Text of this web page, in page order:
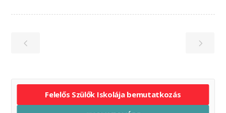
Felelős Szülők Iskolája bemutatkozás